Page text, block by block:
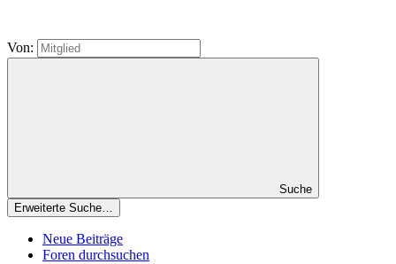
Von:
Suche
Erweiterte Suche…
Neue Beiträge
Foren durchsuchen